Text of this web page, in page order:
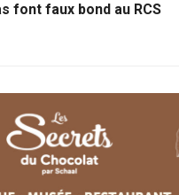
font faux bond au RCS